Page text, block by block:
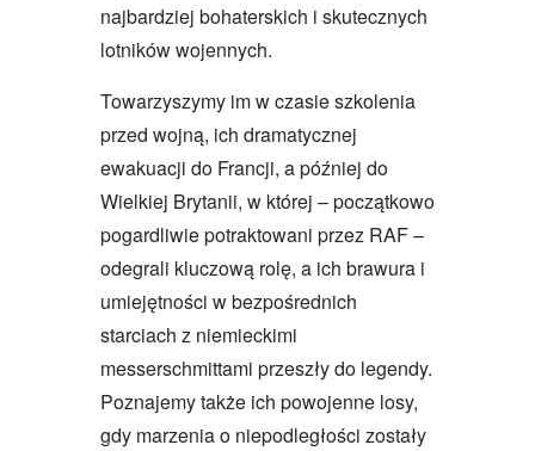
najbardziej bohaterskich i skutecznych
lotników wojennych.
Towarzyszymy im w czasie szkolenia
przed wojną, ich dramatycznej
ewakuacji do Francji, a później do
Wielkiej Brytanii, w której – początkowo
pogardliwie potraktowani przez RAF –
odegrali kluczową rolę, a ich brawura i
umiejętności w bezpośrednich
starciach z niemieckimi
messerschmittami przeszły do legendy.
Poznajemy także ich powojenne losy,
gdy marzenia o niepodległości zostały